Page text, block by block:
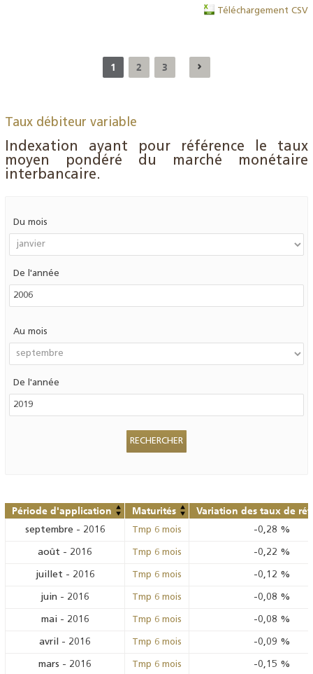
Téléchargement CSV
1 2 3
Taux débiteur variable
Indexation ayant pour référence le taux
moyen pondéré du marché monétaire
interbancaire.
Du mois
De l'année
Au mois
De l'année
Période d'application Maturités Variation des taux de
septembre - 2016 Tmp 6 mois -0,28 %
août - 2016 Tmp 6 mois -0,22 %
juillet - 2016 Tmp 6 mois -0,12 %
juin - 2016 Tmp 6 mois -0,08 %
mai - 2016 Tmp 6 mois -0,08 %
avril - 2016 Tmp 6 mois -0,09 %
mars - 2016 Tmp 6 mois -0,15 %